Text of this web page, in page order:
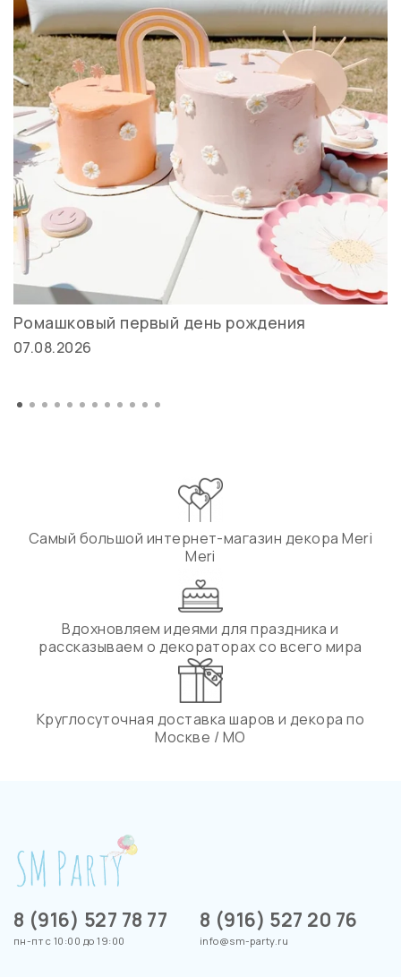
Ромашковый первый день рождения
07.08.2026
Самый большой интернет-магазин декора Meri
Meri
Вдохновляем идеями для праздника и
рассказываем о декораторах со всего мира
Круглосуточная доставка шаров и декора по
Москве / МО
8 (916) 527 78 77
пн-пт с 10:00 до 19:00
8 (916) 527 20 76
info@sm-party.ru